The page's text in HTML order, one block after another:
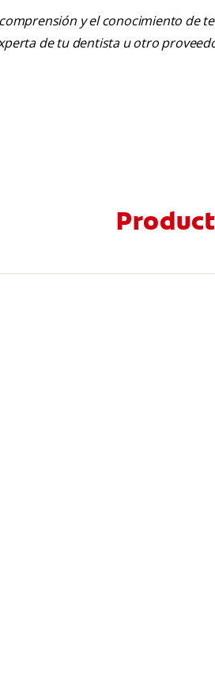
y el conocimiento de
de tu dentista u otro